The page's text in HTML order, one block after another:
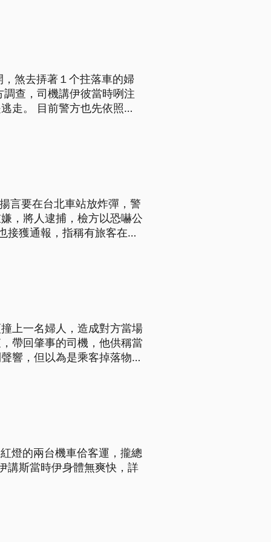
煞去挵著１个拄落車的婦
查，司機講伊彼當時咧注
走。 目前警方也先依照過
言要在台北車站放炸彈，警
，將人逮捕，檢方以恐嚇公
接獲通報，指稱有旅客在列
上一名婦人，造成對方當場
帶回肇事的司機，他供稱當
響，但以為是乘客掉落物
燈的兩台機車佮客運，攏總
講斯當時伊身體無爽快，詳